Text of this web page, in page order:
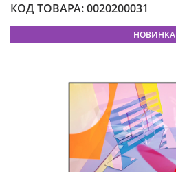
КОД ТОВАРА: 0020200031
НОВИНКА